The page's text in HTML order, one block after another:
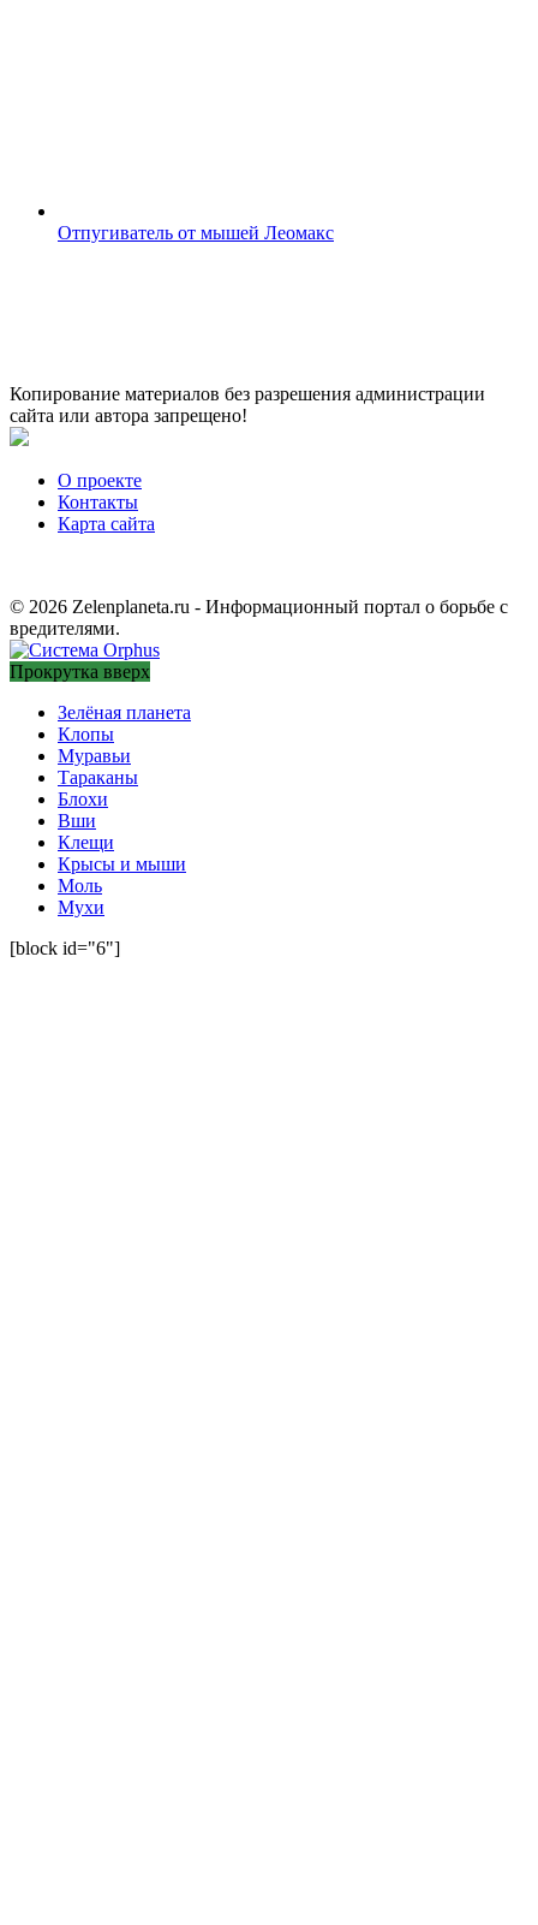
Отпугиватель от мышей Леомакс
Копирование материалов без разрешения администрации
сайта или автора запрещено!
О проекте
Контакты
Карта сайта
© 2026 Zelenplaneta.ru - Информационный портал о борьбе с
вредителями.
Прокрутка вверх
Зелёная планета
Клопы
Муравьи
Тараканы
Блохи
Вши
Клещи
Крысы и мыши
Моль
Мухи
[block id="6"]